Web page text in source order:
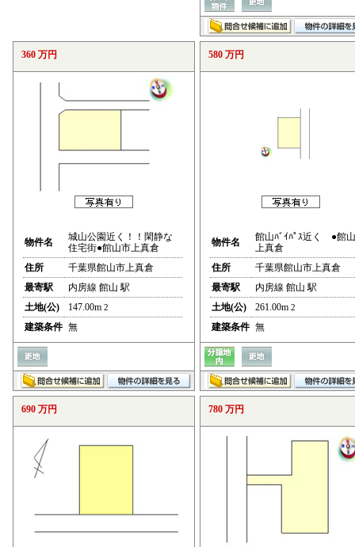
360 万円
物件名
城山公園近く！！閑静な
住宅街●館山市上真倉
住所
千葉県館山市上真倉
最寄駅
内房線 館山 駅
土地(公)
147.00m 2
建築条件 無
580 万円
物件名
館山ﾊﾞｲﾊﾟｽ近く ●館
上真倉
住所
千葉県館山市上真倉
最寄駅
内房線 館山 駅
土地(公)
261.00m 2
建築条件 無
690 万円 780 万円